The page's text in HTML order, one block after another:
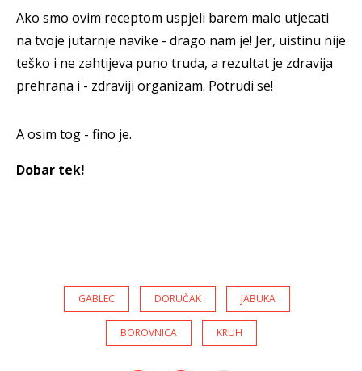
Ako smo ovim receptom uspjeli barem malo utjecati
na tvoje jutarnje navike - drago nam je! Jer, uistinu nije
teško i ne zahtijeva puno truda, a rezultat je zdravija
prehrana i - zdraviji organizam. Potrudi se!
A osim tog - fino je.
Dobar tek!
GABLEC DORUČAK JABUKA
BOROVNICA KRUH